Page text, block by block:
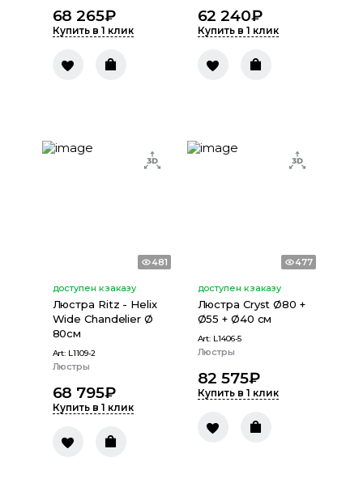
68 265₽
Купить в 1 клик
62 240₽
Купить в 1 клик
481
доступен к заказу
Люстра Ritz - Helix
Wide Chandelier Ø
80см
Art: L1109-2
Люстры
68 795₽
Купить в 1 клик
477
доступен к заказу
Люстра Cryst Ø80 +
Ø55 + Ø40 см
Art: L1406-5
Люстры
82 575₽
Купить в 1 клик